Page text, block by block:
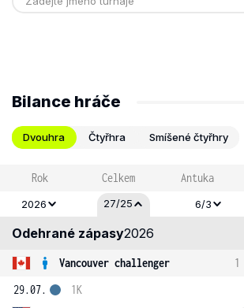
Bilance hráče
Dvouhra Čtyřhra Smíšené čtyřhry
Rok Celkem Antuka
2026 27/25 6/3
Odehrané zápasy2026
Vancouver challenger 1
29.07.
1K